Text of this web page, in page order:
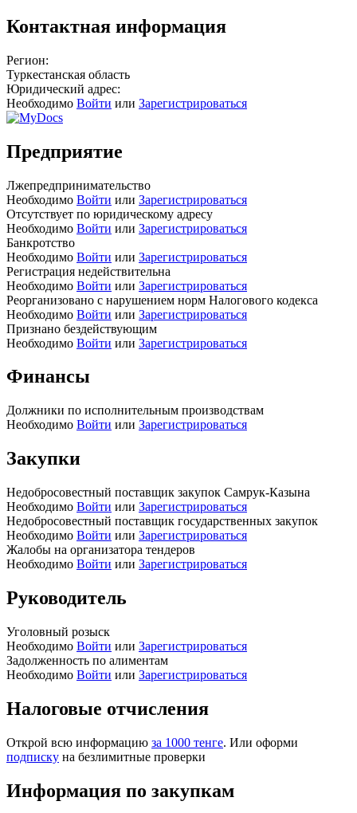
Контактная информация
Регион:
Туркестанская область
Юридический адрес:
Необходимо Войти или Зарегистрироваться
Предприятие
Лжепредпринимательство
Необходимо Войти или Зарегистрироваться
Отсутствует по юридическому адресу
Необходимо Войти или Зарегистрироваться
Банкротство
Необходимо Войти или Зарегистрироваться
Регистрация недействительна
Необходимо Войти или Зарегистрироваться
Реорганизовано с нарушением норм Налогового кодекса
Необходимо Войти или Зарегистрироваться
Признано бездействующим
Необходимо Войти или Зарегистрироваться
Финансы
Должники по исполнительным производствам
Необходимо Войти или Зарегистрироваться
Закупки
Недобросовестный поставщик закупок Самрук-Казына
Необходимо Войти или Зарегистрироваться
Недобросовестный поставщик государственных закупок
Необходимо Войти или Зарегистрироваться
Жалобы на организатора тендеров
Необходимо Войти или Зарегистрироваться
Руководитель
Уголовный розыск
Необходимо Войти или Зарегистрироваться
Задолженность по алиментам
Необходимо Войти или Зарегистрироваться
Налоговые отчисления
Открой всю информацию за 1000 тенге. Или оформи
подписку на безлимитные проверки
Информация по закупкам